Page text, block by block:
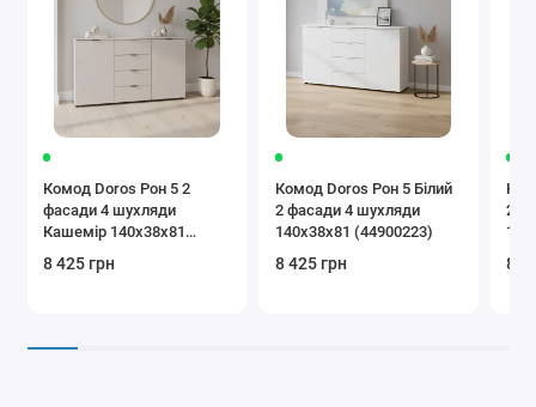
Комод Doros Рон 5 2
фасади 4 шухляди
Кашемір 140х38х81
(41516047)
8 425 грн
Комод Doros Рон 5 Білий
2 фасади 4 шухляди
140х38х81 (44900223)
8 425 грн
2
8